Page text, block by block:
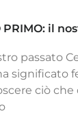
PRIMO: il
passato
significato
ciò che